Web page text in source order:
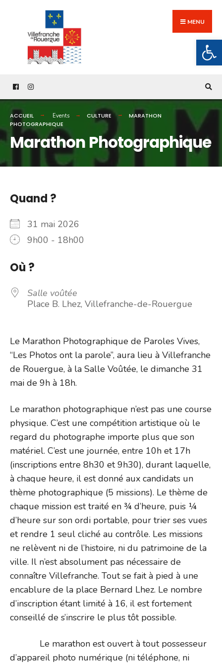
content
MENU
ACCUEIL Events CULTURE
MARATHON
PHOTOGRAPHIQUE
Marathon Photographique
Quand ?
31 mai 2026
9h00 - 18h00
Où ?
Salle voûtée
Place B. Lhez, Villefranche-de-Rouergue
Le Marathon Photographique de Paroles Vives,
“Les Photos ont la parole”, aura lieu à Villefranche
de Rouergue, à la Salle Voûtée, le dimanche 31
mai de 9h à 18h.
Le marathon photographique n’est pas une course
physique. C’est une compétition artistique où le
regard du photographe importe plus que son
matériel. C’est une journée, entre 10h et 17h
(inscriptions entre 8h30 et 9h30), durant laquelle,
à chaque heure, il est donné aux candidats un
thème photographique (5 missions). Le thème de
chaque mission est traité en ¾ d’heure, puis ¼
d’heure sur son ordi portable, pour trier ses vues
et rendre 1 seul cliché au contrôle. Les missions
ne relèvent ni de l’histoire, ni du patrimoine de la
ville. Il n’est absolument pas nécessaire de
connaître Villefranche. Tout se fait à pied à une
encablure de la place Bernard Lhez. Le nombre
d’inscription étant limité à 16, il est fortement
conseillé de s’inscrire le plus tôt possible.
Le marathon est ouvert à tout possesseur
d’appareil photo numérique (ni téléphone, ni